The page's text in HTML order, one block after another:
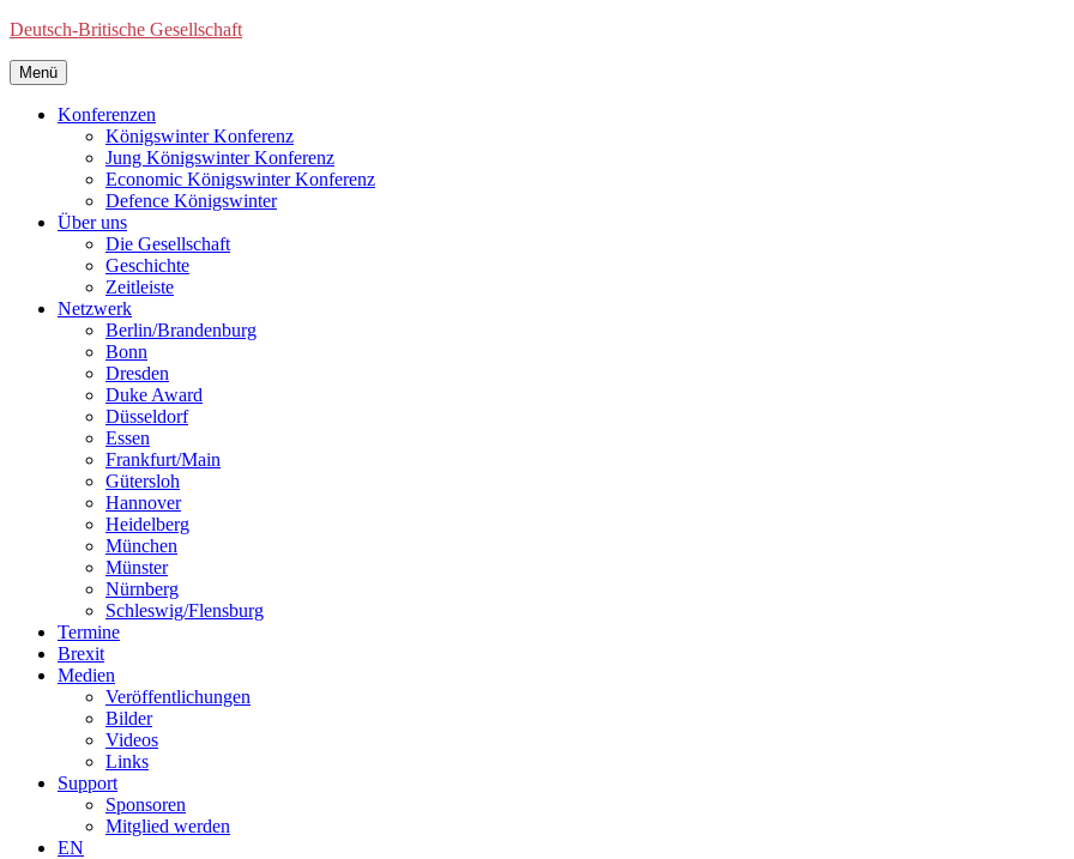
Deutsch-Britische Gesellschaft
Menü
Konferenzen
Königswinter Konferenz
Jung Königswinter Konferenz
Economic Königswinter Konferenz
Defence Königswinter
Über uns
Die Gesellschaft
Geschichte
Zeitleiste
Netzwerk
Berlin/Brandenburg
Bonn
Dresden
Duke Award
Düsseldorf
Essen
Frankfurt/Main
Gütersloh
Hannover
Heidelberg
München
Münster
Nürnberg
Schleswig/Flensburg
Termine
Brexit
Medien
Veröffentlichungen
Bilder
Videos
Links
Support
Sponsoren
Mitglied werden
EN